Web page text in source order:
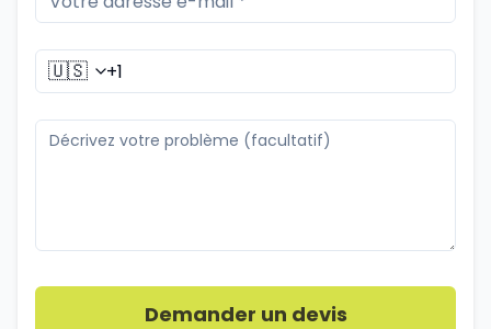
🇺🇸
Demander un devis